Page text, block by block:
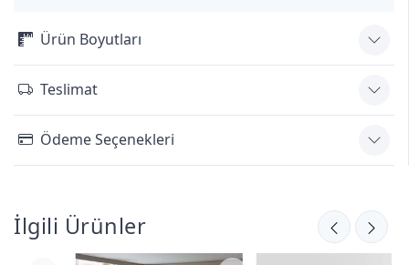
Ürün Boyutları
Teslimat
Ödeme Seçenekleri
İlgili Ürünler